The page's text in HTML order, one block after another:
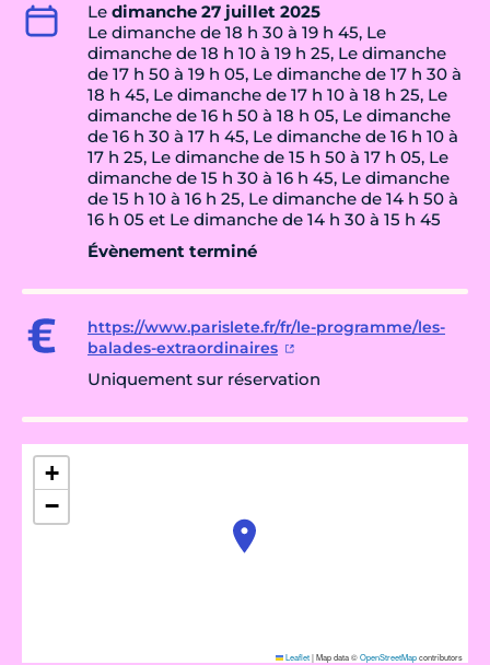
Le dimanche 27 juillet 2025
Le dimanche de 18 h 30 à 19 h 45, Le
dimanche de 18 h 10 à 19 h 25, Le dimanche
de 17 h 50 à 19 h 05, Le dimanche de 17 h 30 à
18 h 45, Le dimanche de 17 h 10 à 18 h 25, Le
dimanche de 16 h 50 à 18 h 05, Le dimanche
de 16 h 30 à 17 h 45, Le dimanche de 16 h 10 à
17 h 25, Le dimanche de 15 h 50 à 17 h 05, Le
dimanche de 15 h 30 à 16 h 45, Le dimanche
de 15 h 10 à 16 h 25, Le dimanche de 14 h 50 à
16 h 05 et Le dimanche de 14 h 30 à 15 h 45
Évènement terminé
https://www.parislete.fr/fr/le-programme/les-
balades-extraordinaires
Uniquement sur réservation
+
−
Leaflet|Map data ©OpenStreetMapcontributors